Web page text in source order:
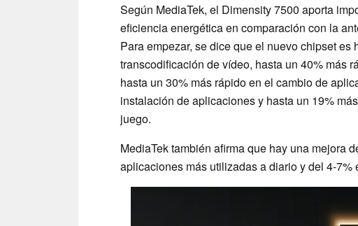
Según MediaTek, el Dimensity 7500 aporta
eficiencia energética en comparación con la
Para empezar, se dice que el nuevo chipset es
transcodificación de vídeo, hasta un 40% más
hasta un 30% más rápido en el cambio de
instalación de aplicaciones y hasta un 19%
juego.
MediaTek también afirma que hay una mejora
aplicaciones más utilizadas a diario y del 4-7%